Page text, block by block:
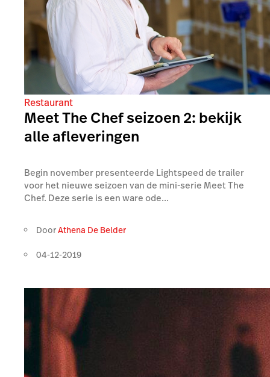
Restaurant
Meet The Chef seizoen 2: bekijk
alle afleveringen
Begin november presenteerde Lightspeed de trailer
voor het nieuwe seizoen van de mini-serie Meet The
Chef. Deze serie is een ware ode...
DoorAthena De Belder
04-12-2019